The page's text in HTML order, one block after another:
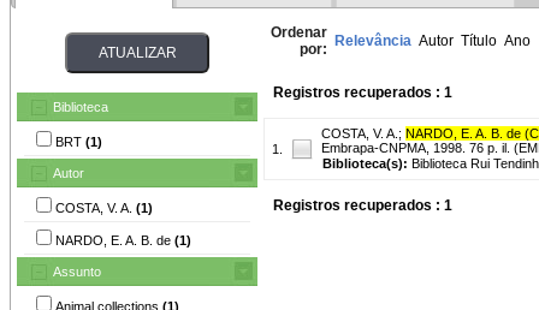
Biblioteca
BRT (1)
Autor
COSTA, V. A. (1)
NARDO, E. A. B. de (1)
Assunto
Animal collections (1)
Ordenar
por: Relevância Autor Título Ano
Registros recuperados : 1
1.
COSTA, V. A. ; NARDO, E. A. B. de
Embrapa-CNPMA, 1998. 76 p. il.
Biblioteca(s): Biblioteca Rui
Registros recuperados : 1